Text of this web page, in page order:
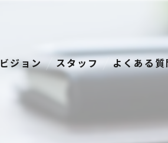
ビジョン スタッフ よくある質